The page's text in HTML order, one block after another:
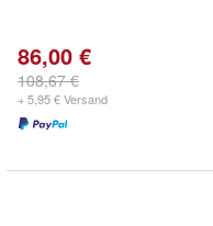
86,00 €
108,67 €
+ 5,95 € Versand